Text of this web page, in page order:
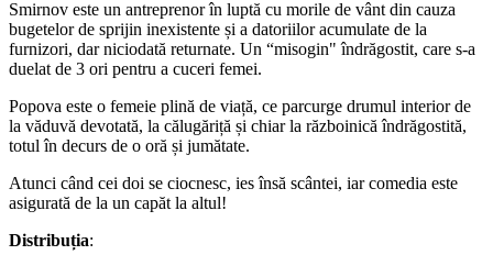
Smirnov este un antreprenor în luptă cu morile de vânt din cauza
bugetelor de sprijin inexistente și a datoriilor acumulate de la
furnizori, dar niciodată returnate. Un “misogin" îndrăgostit, care s-a
duelat de 3 ori pentru a cuceri femei.
Popova este o femeie plină de viață, ce parcurge drumul interior de
la văduvă devotată, la călugăriță și chiar la războinică îndrăgostită,
totul în decurs de o oră și jumătate.
Atunci când cei doi se ciocnesc, ies însă scântei, iar comedia este
asigurată de la un capăt la altul!
Distribuția: